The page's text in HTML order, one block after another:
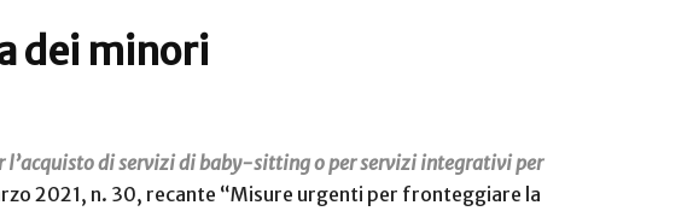
dei minori
l’acquisto di servizi di baby-sitting o per servizi integrativi per
2021, n. 30, recante “Misure urgenti per fronteggiare la